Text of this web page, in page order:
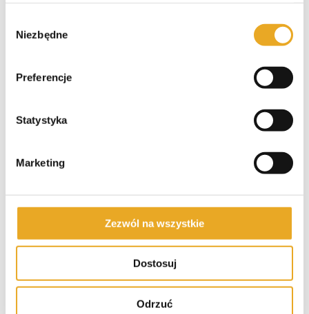
zgody
Niezbędne
Preferencje
Statystyka
Marketing
Zezwól na wszystkie
Dostosuj
Odrzuć
Najczęściej czytane